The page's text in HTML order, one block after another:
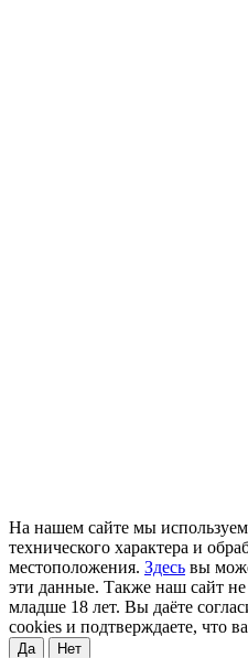
На нашем сайте мы
технического характера и
местоположения. Здесь вы
эти данные. Также наш сайт
младше 18 лет. Вы даёте
cookies и подтверждаете, что
Да Нет